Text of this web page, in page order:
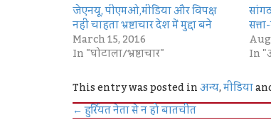
जेएनयू, पीएमओ,मीडिया और विपक्ष
नहीं चाहता भ्रष्टाचार देश में मुद्दा बने
March 15, 2016
In "घोटाला/भ्रष्टाचार" In
This entry was posted inअन्य,मीडिया
←हुर्रियत नेता से न हो बातचीत